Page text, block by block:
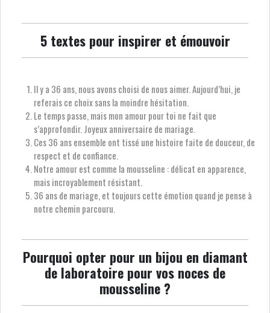
5 textes pour inspirer et émouvoir
Il y a 36 ans, nous avons choisi de nous aimer. Aujourd’hui, je
referais ce choix sans la moindre hésitation.
Le temps passe, mais mon amour pour toi ne fait que
s’approfondir. Joyeux anniversaire de mariage.
Ces 36 ans ensemble ont tissé une histoire faite de douceur, de
respect et de confiance.
Notre amour est comme la mousseline : délicat en apparence,
mais incroyablement résistant.
36 ans de mariage, et toujours cette émotion quand je pense à
notre chemin parcouru.
Pourquoi opter pour un bijou en diamant
de laboratoire pour vos noces de
mousseline ?